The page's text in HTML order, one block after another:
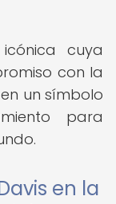
cuya
con la
un símbolo
para
en la